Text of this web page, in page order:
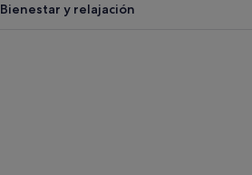
Bienestar y relajación